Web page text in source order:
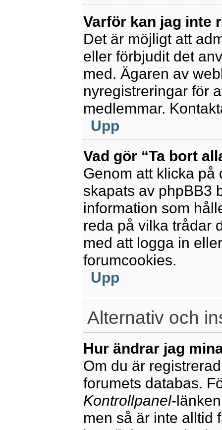
Varför kan jag inte
Det är möjligt att
eller förbjudit det
med. Ägaren av
nyregistreringar för
medlemmar.
Upp
Vad gör “Ta bort
Genom att klicka på
skapats av phpBB3
information som
reda på vilka trådar
med att logga in
forumcookies.
Upp
Alternativ och
Hur ändrar jag
Om du är
forumets databas.
Kontrollpanel-
men så är inte alltid